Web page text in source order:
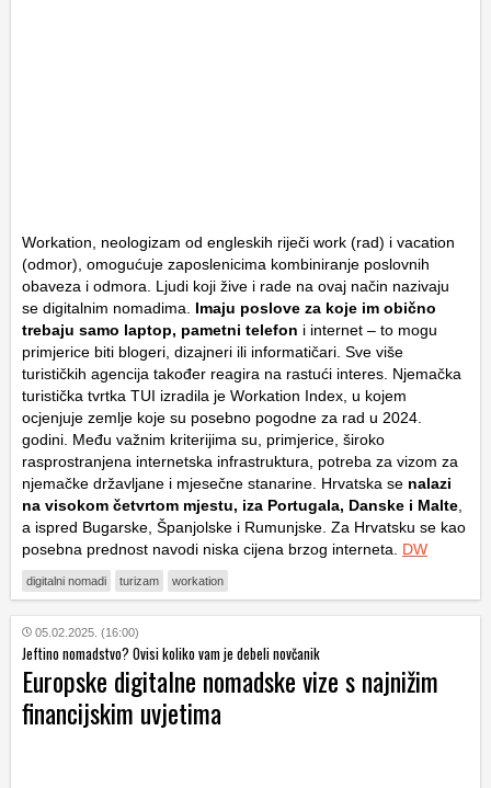
Workation, neologizam od engleskih riječi work (rad) i vacation
(odmor), omogućuje zaposlenicima kombiniranje poslovnih
obaveza i odmora. Ljudi koji žive i rade na ovaj način nazivaju
se digitalnim nomadima.
Imaju poslove za koje im obično
trebaju samo laptop, pametni telefon i internet – to mogu
primjerice biti blogeri, dizajneri ili informatičari. Sve više
turističkih agencija također reagira na rastući interes. Njemačka
turistička tvrtka TUI izradila je Workation Index, u kojem
ocjenjuje zemlje koje su posebno pogodne za rad u 2024.
godini. Među važnim kriterijima su, primjerice, široko
rasprostranjena internetska infrastruktura, potreba za vizom za
njemačke državljane i mjesečne stanarine. Hrvatska se nalazi
na visokom četvrtom mjestu, iza Portugala, Danske i Malte
a ispred Bugarske, Španjolske i Rumunjske. Za Hrvatsku se kao
posebna prednost navodi niska cijena brzog interneta. DW
digitalni nomadi turizam workation
05.02.2025. (16:00)
Jeftino nomadstvo? Ovisi koliko vam je debeli novčanik
Europske digitalne nomadske vize s najnižim
financijskim uvjetima